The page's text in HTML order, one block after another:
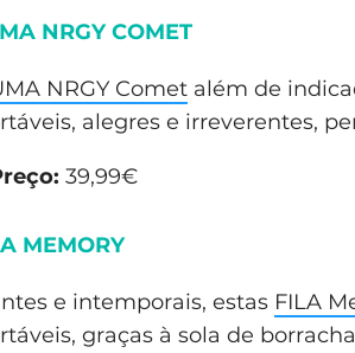
NRGY COMET
NRGY Comet além de
alegres e irreverentes,
39,99€
MEMORY
e intemporais, estas FILA
graças à sola de